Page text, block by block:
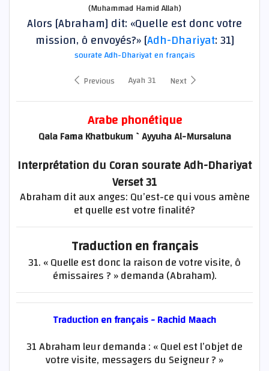
(Muhammad Hamid Allah)
Alors [Abraham] dit: «Quelle est donc votre
mission, ô envoyés?» [Adh-Dhariyat: 31]
sourate Adh-Dhariyat en français
Previous
Ayah 31 Next
Arabe phonétique
Qala Fama Khatbukum `Ayyuha Al-Mursaluna
Interprétation du Coran sourate Adh-Dhariyat
Verset 31
Abraham dit aux anges: Qu’est-ce qui vous amène
et quelle est votre finalité?
Traduction en français
31. « Quelle est donc la raison de votre visite, ô
émissaires ? » demanda (Abraham).
Traduction en français - Rachid Maach
31 Abraham leur demanda : « Quel est l’objet de
votre visite, messagers du Seigneur ? »